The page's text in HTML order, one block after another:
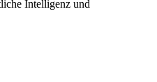
Intelligenz und